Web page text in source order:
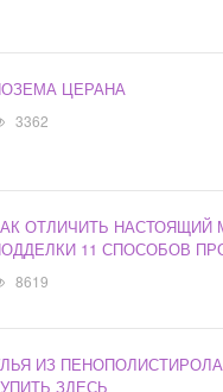
ЦЕРАНА
3362
ОТЛИЧИТЬ НАСТОЯЩИЙ
11 СПОСОБОВ
8619
ИЗ
ЗДЕСЬ